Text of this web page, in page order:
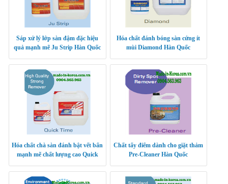
Sáp xử lý lớp sàn đậm đặc hiệu
quả mạnh mẽ Ju Strip Hàn Quốc
Hóa chất đánh bóng sàn cứng ít
mùi Diamond Hàn Quốc
Hóa chất chà sàn đánh bật vết bẩn
mạnh mẽ chất lượng cao Quick
Chất tẩy điểm dành cho giặt thảm
Pre-Cleaner Hàn Quốc